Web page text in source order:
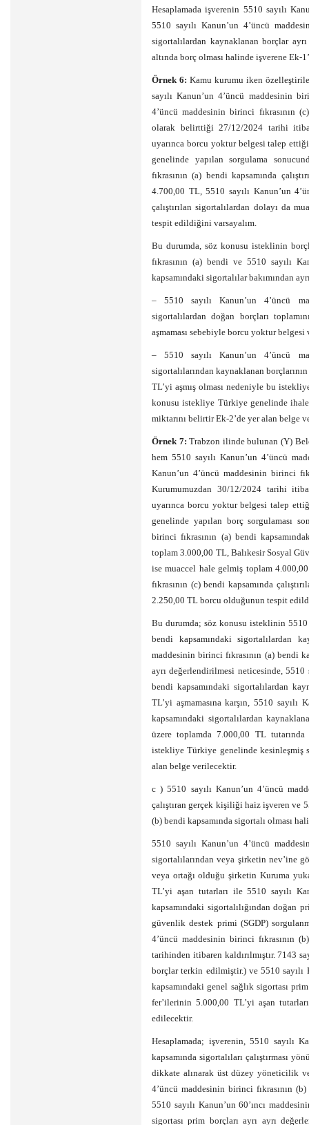
Hesaplamada işverenin 5510 sayılı
5510 sayılı Kanun’un 4’üncü
sigortalılardan kaynaklanan borçlar
altında borç olması halinde işverene
Örnek 6: Kamu kurumu iken
sayılı Kanun’un 4’üncü maddesinin
4’üncü maddesinin birinci fıkrasının
olarak belirttiği 27/12/2024 tarihi
uyarınca borcu yoktur belgesi talep
genelinde yapılan sorgulama
fıkrasının (a) bendi kapsamında
4.700,00 TL, 5510 sayılı Kanun’un
çalıştırılan sigortalılardan dolayı da
tespit edildiğini varsayalım.
Bu durumda, söz konusu isteklinin
fıkrasının (a) bendi ve 5510 sayılı
kapsamındaki sigortalılar bakımından
– 5510 sayılı Kanun’un 4’üncü
sigortalılardan doğan borçları
aşmaması sebebiyle borcu yoktur
– 5510 sayılı Kanun’un 4’üncü
sigortalılarından kaynaklanan
TL’yi aşmış olması nedeniyle bu
konusu istekliye Türkiye genelinde
miktarını belirtir Ek-2’de yer alan belge
Örnek 7: Trabzon ilinde bulunan (Y)
hem 5510 sayılı Kanun’un 4’üncü
Kanun’un 4’üncü maddesinin birinci
Kurumumuzdan 30/12/2024 tarihi
uyarınca borcu yoktur belgesi talep
genelinde yapılan borç sorgulaması
birinci fıkrasının (a) bendi
toplam 3.000,00 TL, Balıkesir Sosyal
ise muaccel hale gelmiş toplam
fıkrasının (c) bendi kapsamında
2.250,00 TL borcu olduğunun tespit
Bu durumda; söz konusu isteklinin 5510
bendi kapsamındaki sigortalılardan
maddesinin birinci fıkrasının (a) bendi
ayrı değerlendirilmesi neticesinde, 5510
bendi kapsamındaki sigortalılardan
TL’yi aşmamasına karşın, 5510 sayılı
kapsamındaki sigortalılardan
üzere toplamda 7.000,00 TL
istekliye Türkiye genelinde kesinleşmiş
alan belge verilecektir.
c ) 5510 sayılı Kanun’un 4’üncü
çalıştıran gerçek kişiliği haiz işveren ve
(b) bendi kapsamında sigortalı olması
5510 sayılı Kanun’un 4’üncü
sigortalılarından veya şirketin nev’ine
veya ortağı olduğu şirketin Kuruma
TL’yi aşan tutarları ile 5510 sayılı
kapsamındaki sigortalılığından doğan
güvenlik destek primi (SGDP)
4’üncü maddesinin birinci fıkrasının
tarihinden itibaren kaldırılmıştır. 7143
borçlar terkin edilmiştir.) ve 5510 sayılı
kapsamındaki genel sağlık sigortası
fer’ilerinin 5.000,00 TL’yi aşan
edilecektir.
Hesaplamada; işverenin, 5510 sayılı
kapsamında sigortalıları çalıştırması
dikkate alınarak üst düzey yöneticilik
4’üncü maddesinin birinci fıkrasının
5510 sayılı Kanun’un 60’ıncı
sigortası prim borçları ayrı ayrı